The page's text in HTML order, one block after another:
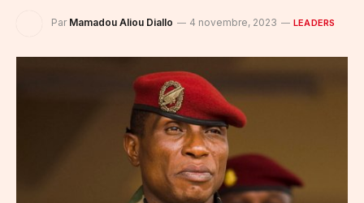
Par Mamadou Aliou Diallo 4 novembre, 2023 LEADERS